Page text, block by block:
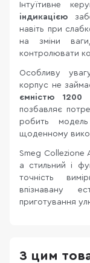
Інтуїтивне
індикацією
навіть при
на зміни
контролювати
Особливу
корпус не
ємністю
позбавляє
робить
щоденному
Smeg Collezione
а стильний і
точність
впізнавану
приготування
З цим